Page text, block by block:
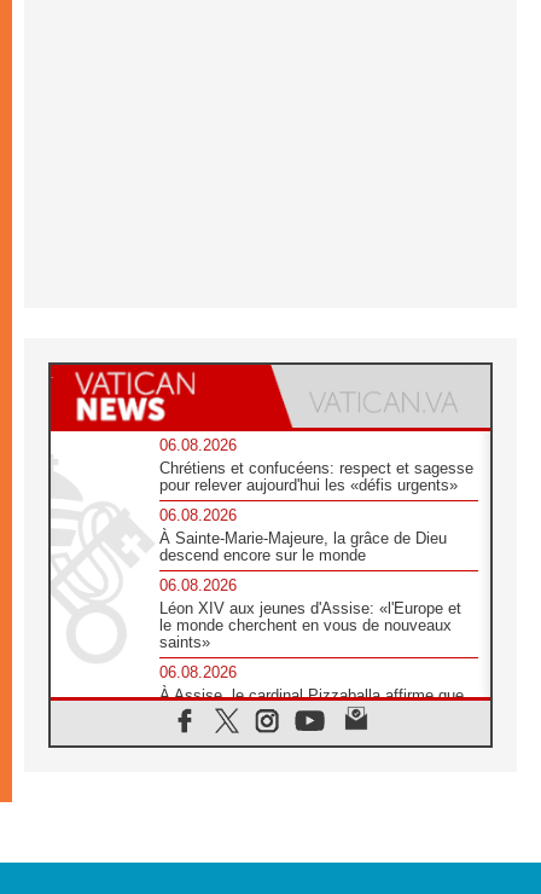
06.08.2026
Chrétiens et confucéens: respect et sagesse
pour relever aujourd'hui les «défis urgents»
06.08.2026
À Sainte-Marie-Majeure, la grâce de Dieu
descend encore sur le monde
06.08.2026
Léon XIV aux jeunes d'Assise: «l'Europe et
le monde cherchent en vous de nouveaux
saints»
06.08.2026
À Assise, le cardinal Pizzaballa affirme que
«les chrétiens veulent la paix»
06.08.2026